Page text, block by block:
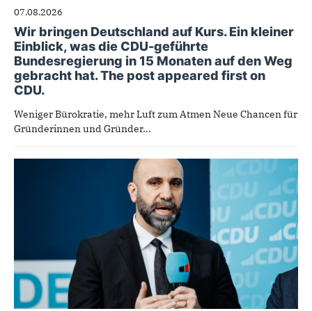
07.08.2026
Wir bringen Deutschland auf Kurs. Ein kleiner
Einblick, was die CDU-geführte
Bundesregierung in 15 Monaten auf den Weg
gebracht hat. The post appeared first on
CDU.
Weniger Bürokratie, mehr Luft zum Atmen Neue Chancen für
Gründerinnen und Gründer...